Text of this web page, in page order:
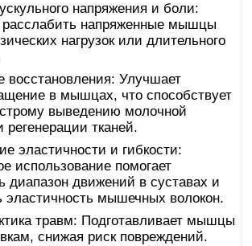
напряжения и боли:
расслабить напряженные мышцы
нагрузок или длительного
восстановления: Улучшает
в мышцах, что способствует
выведению молочной
регенерации тканей.
эластичности и гибкости:
использование помогает
диапазон движений в суставах и
эластичность мышечных волокон.
травм: Подготавливает мышцы
снижая риск повреждений.